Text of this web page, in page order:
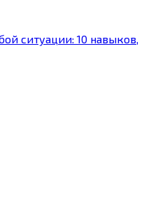
ситуации: 10 навыков,